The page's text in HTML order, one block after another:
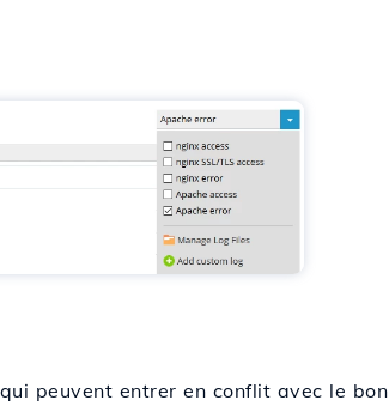
peuvent entrer en conflit avec le bon